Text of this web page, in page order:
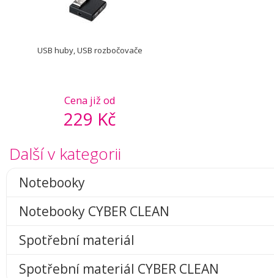
Cena již od
229 Kč
USB huby, USB rozbočovače
Další v kategorii
Notebooky
Notebooky CYBER CLEAN
Spotřební materiál
Spotřební materiál CYBER CLEAN